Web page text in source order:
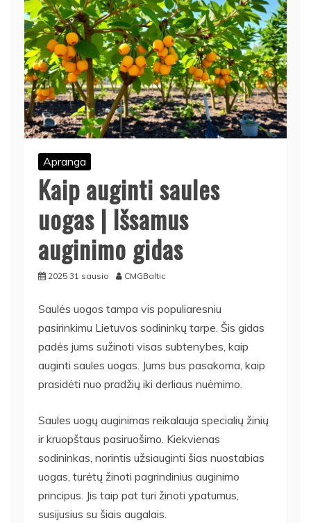
Apranga
Kaip auginti saules
uogas | Išsamus
auginimo gidas
2025 31 sausio CMGBaltic
Saulės uogos tampa vis populiaresniu
pasirinkimu Lietuvos sodininkų tarpe. Šis gidas
padės jums sužinoti visas subtenybes, kaip
auginti saules uogas. Jums bus pasakoma, kaip
prasidėti nuo pradžių iki derliaus nuėmimo.
Saules uogų auginimas reikalauja specialių žinių
ir kruopštaus pasiruošimo. Kiekvienas
sodininkas, norintis užsiauginti šias nuostabias
uogas, turėtų žinoti pagrindinius auginimo
principus. Jis taip pat turi žinoti ypatumus,
susijusius su šiais augalais.